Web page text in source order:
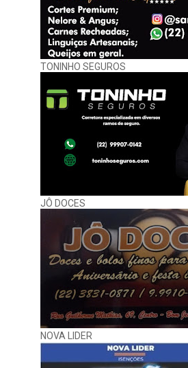
TONINHO SEGUROS
JÔ DOCES
NOVA LIDER